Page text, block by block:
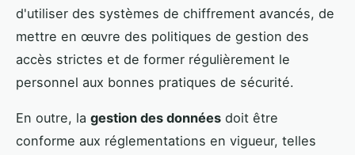
d'utiliser des systèmes de chiffrement avancés, de
mettre en œuvre des politiques de gestion des
accès strictes et de former régulièrement le
personnel aux bonnes pratiques de sécurité.
En outre, la gestion des données doit être
conforme aux réglementations en vigueur, telles